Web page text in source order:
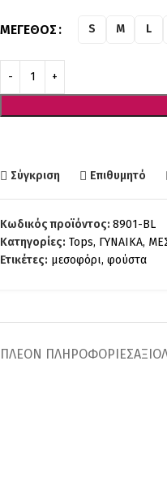
ΜΈΓΕΘΟΣ S M L
Σύγκριση Επιθυμητό
Κωδικός προϊόντος: 8901-BL
Κατηγορίες: Tops, ΓΥΝΑΙΚΑ,
Ετικέτες: μεσοφόρι, φούστα
ΠΛΗΡΟΦΟΡΊΕΣ